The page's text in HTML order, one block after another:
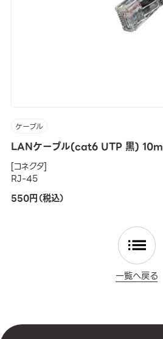
ケーブル
LANケーブル(cat6 UTP 黒) 10m
[コネクタ]
RJ-45
550円（税込）
一覧へ戻る